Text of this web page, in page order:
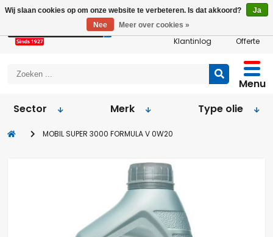
Klantinlog Offerte
Menu
Sector
Merk Type olie
MOBIL SUPER 3000 FORMULA V 0W20
Wij slaan cookies op om onze website te verbeteren. Is dat akkoord?
Ja
Nee
Meer over cookies »